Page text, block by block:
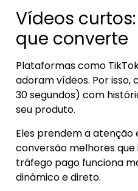
Vídeos
que converte
Plataformas como
adoram vídeos. Por isso,
30 segundos) com
seu produto.
Eles prendem a atenção
conversão melhores
tráfego pago funciona
dinâmico e direto.